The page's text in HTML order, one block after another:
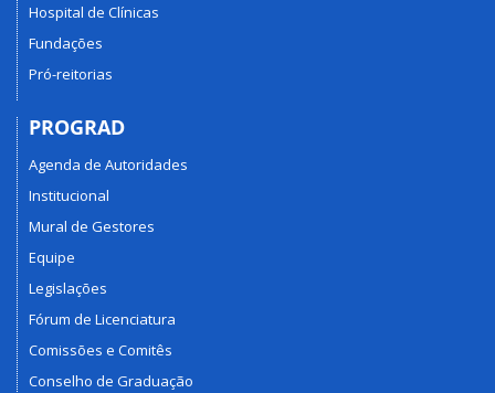
Hospital de Clínicas
Fundações
Pró-reitorias
PROGRAD
Agenda de Autoridades
Institucional
Mural de Gestores
Equipe
Legislações
Fórum de Licenciatura
Comissões e Comitês
Conselho de Graduação